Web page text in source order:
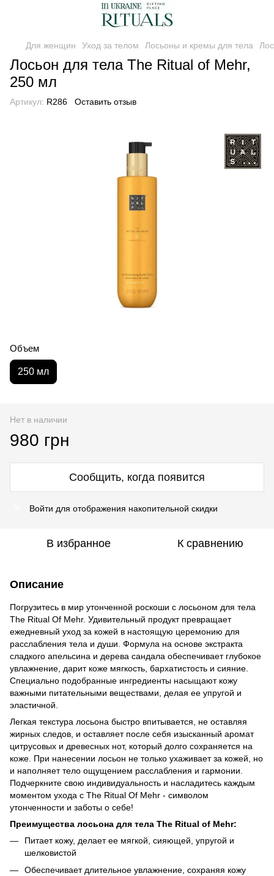
Для женщин Уход за телом Лосьоны и кремы для тела
Лосьон для тела The Ritual of Mehr,
250 мл
Артикул: R286 Оставить отзыв
Объем
250 мл
Нет в наличии
980 грн
Сообщить, когда появится
Войти для отображения накопительной скидки
В избранное К сравнению
Описание
Погрузитесь в мир утонченной роскоши с лосьоном для тела
The Ritual Of Mehr. Удивительный продукт превращает
ежедневный уход за кожей в настоящую церемонию для
расслабления тела и души. Формула на основе экстракта
сладкого апельсина и дерева сандала обеспечивает глубокое
увлажнение, дарит коже мягкость, бархатистость и сияние.
Специально подобранные ингредиенты насыщают кожу
важными питательными веществами, делая ее упругой и
эластичной.
Легкая текстура лосьона быстро впитывается, не оставляя
жирных следов, и оставляет после себя изысканный аромат
цитрусовых и древесных нот, который долго сохраняется на
коже. При нанесении лосьон не только ухаживает за кожей, но
и наполняет тело ощущением расслабления и гармонии.
Подчеркните свою индивидуальность и насладитесь каждым
моментом ухода с The Ritual Of Mehr - символом
утонченности и заботы о себе!
Преимущества лосьона для тела The Ritual of Mehr:
Питает кожу, делает ее мягкой, сияющей, упругой и
шелковистой
Обеспечивает длительное увлажнение, сохраняя кожу